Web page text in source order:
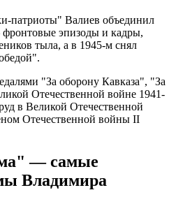
патриоты" Валиев объединил
эпизоды и кадры,
тыла, а в 1945-м снял
"За оборону Кавказа", "За
Отечественной войне 1941-
в Великой Отечественной
Отечественной войны II
— самые
Владимира